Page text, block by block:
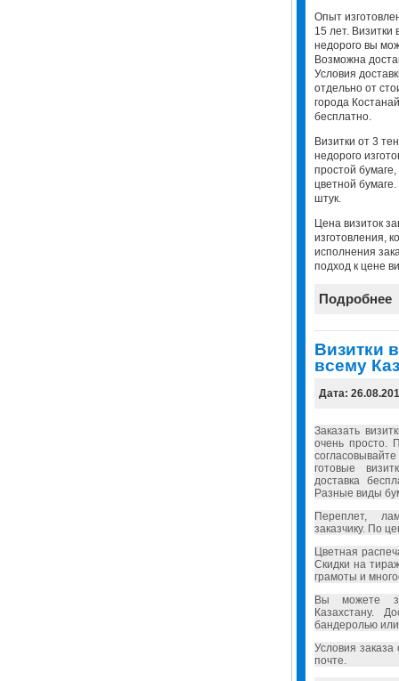
Опыт
15 лет. Визитки
недорого вы
Возможна
Условия
отдельно от
города
бесплатно.
Визитки от 3
недорого
простой
цветной
штук.
Цена визиток
изготовления,
исполнения
подход к цене
Подробнее
Визитки
всему
Дата:
Заказать
очень просто.
готовые
доставка
Разные виды
Переплет,
заказчику. По
Цветная
Скидки на
грамоты и
Вы можете
Казахстану.
бандеролью
Условия заказа
почте.